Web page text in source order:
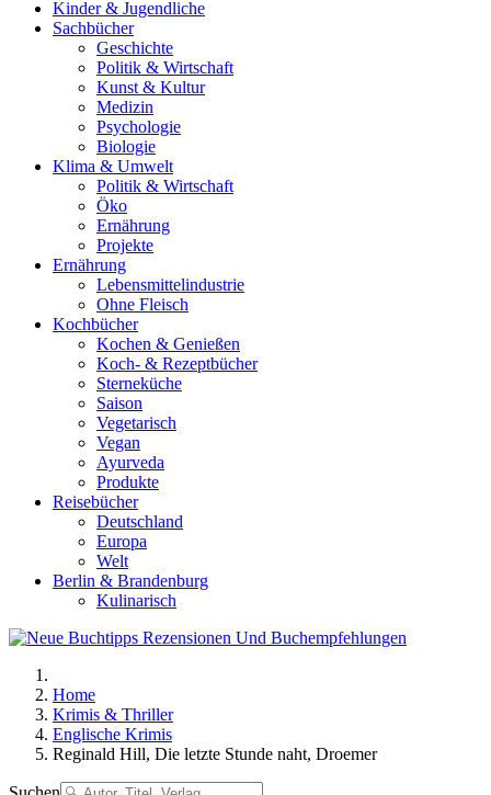
Kinder & Jugendliche
Sachbücher
Geschichte
Politik & Wirtschaft
Kunst & Kultur
Medizin
Psychologie
Biologie
Klima & Umwelt
Politik & Wirtschaft
Öko
Ernährung
Projekte
Ernährung
Lebensmittelindustrie
Ohne Fleisch
Kochbücher
Kochen & Genießen
Koch- & Rezeptbücher
Sterneküche
Saison
Vegetarisch
Vegan
Ayurveda
Produkte
Reisebücher
Deutschland
Europa
Welt
Berlin & Brandenburg
Kulinarisch
Home
Krimis & Thriller
Englische Krimis
Reginald Hill, Die letzte Stunde naht, Droemer